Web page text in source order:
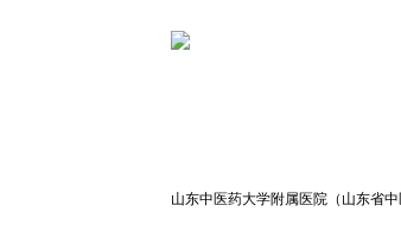
山东中医药大学附属医院（山东省